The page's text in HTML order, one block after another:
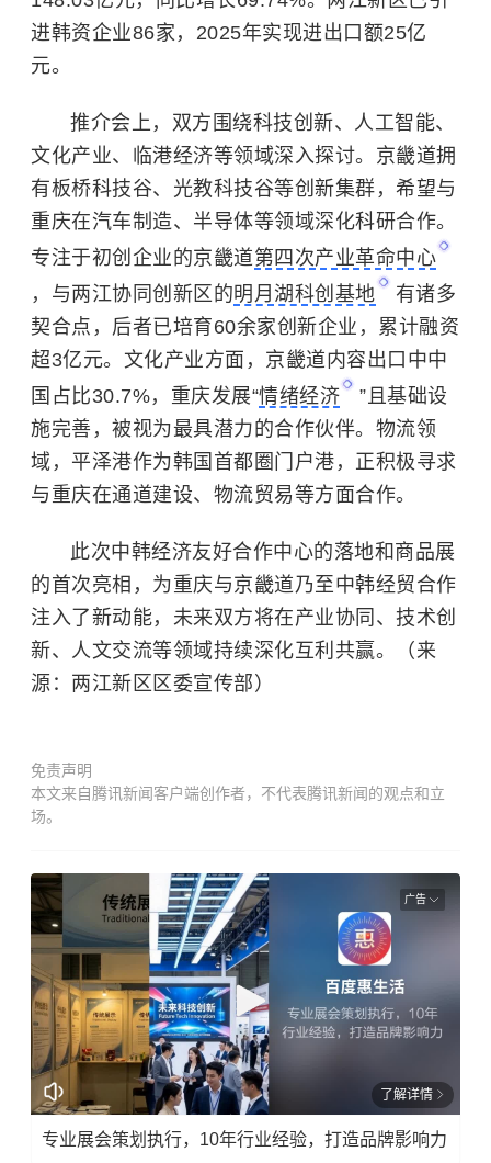
进韩资企业86家，2025年实现进出口额25亿
元。
推介会上，双方围绕科技创新、人工智能、
文化产业、临港经济等领域深入探讨。京畿道拥
有板桥科技谷、光教科技谷等创新集群，希望与
重庆在汽车制造、半导体等领域深化科研合作。
专注于初创企业的京畿道第四次产业革命中心
，与两江协同创新区的明月湖科创基地
有诸多
契合点，后者已培育60余家创新企业，累计融资
超3亿元。文化产业方面，京畿道内容出口中中
国占比30.7%，重庆发展“情绪经济
”且基础设
施完善，被视为最具潜力的合作伙伴。物流领
域，平泽港作为韩国首都圈门户港，正积极寻求
与重庆在通道建设、物流贸易等方面合作。
此次中韩经济友好合作中心的落地和商品展
的首次亮相，为重庆与京畿道乃至中韩经贸合作
注入了新动能，未来双方将在产业协同、技术创
新、人文交流等领域持续深化互利共赢。（来
源：两江新区区委宣传部）
免责声明
本文来自腾讯新闻客户端创作者，不代表腾讯新闻的观点和立
场。
广告
了解详情
专业展会策划执行，10年行业经验，打造品牌影响力